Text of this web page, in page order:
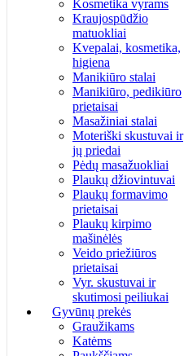
Kosmetika vyrams
Kraujospūdžio
matuokliai
Kvepalai, kosmetika,
higiena
Manikiūro stalai
Manikiūro, pedikiūro
prietaisai
Masažiniai stalai
Moteriški skustuvai ir
jų priedai
Pėdų masažuokliai
Plaukų džiovintuvai
Plaukų formavimo
prietaisai
Plaukų kirpimo
mašinėlės
Veido priežiūros
prietaisai
Vyr. skustuvai ir
skutimosi peiliukai
Gyvūnų prekės
Graužikams
Katėms